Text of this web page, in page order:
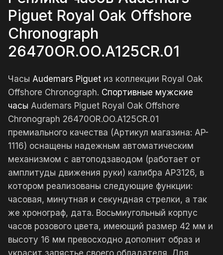
Piguet Royal Oak Offshore
Chronograph
26470OR.OO.A125CR.01
Часы Audemars Piguet из коллекции Royal Oak
Offshore Chronograph. Спортивные мужские
часы Audemars Piguet Royal Oak Offshore
Chronograph 26470OR.OO.A125CR.01
премиального качества (Артикул магазина: AP-
1116) оснащены надежным автоматическим
механизмом с автоподзаводом (работает от
амплитуды движения руки) калибра AP3126, в
котором реализованы следующие функции:
часовая, минутная и секундная стрелки, а так
же хронограф, дата. Восьмиугольный корпус
часов розового цвета, имеющий размер 42 мм и
высоту 16 мм превосходно дополнит образ и